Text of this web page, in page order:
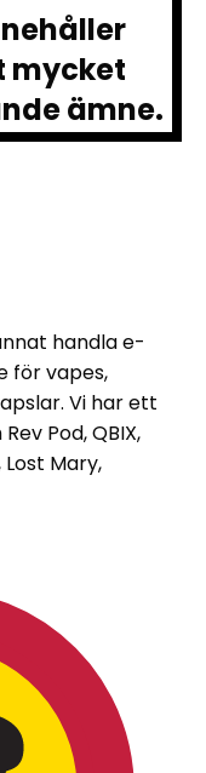
mycket
ämne.
handla e-
för vapes,
Vi har ett
Pod, QBIX,
Lost Mary,